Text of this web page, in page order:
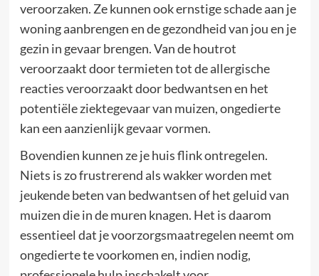
veroorzaken. Ze kunnen ook ernstige schade aan je
woning aanbrengen en de gezondheid van jou en je
gezin in gevaar brengen. Van de houtrot
veroorzaakt door termieten tot de allergische
reacties veroorzaakt door bedwantsen en het
potentiële ziektegevaar van muizen, ongedierte
kan een aanzienlijk gevaar vormen.
Bovendien kunnen ze je huis flink ontregelen.
Niets is zo frustrerend als wakker worden met
jeukende beten van bedwantsen of het geluid van
muizen die in de muren knagen. Het is daarom
essentieel dat je voorzorgsmaatregelen neemt om
ongedierte te voorkomen en, indien nodig,